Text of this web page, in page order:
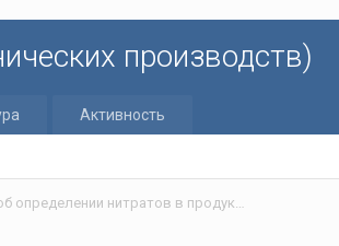
производств)
Активность
Честно о нитратомерах, нитрат тестерах и об определении нитратов в продуктах